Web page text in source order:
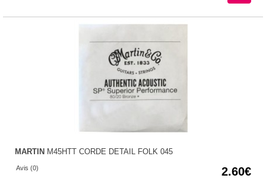
MARTIN M45HTT CORDE DETAIL FOLK 045
Avis (0) 2.60